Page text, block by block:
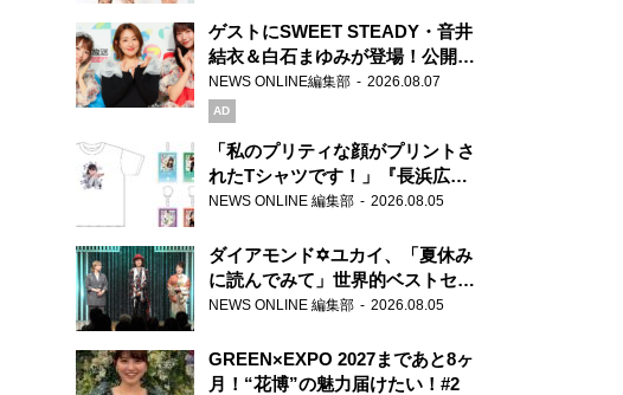
ゲストにSWEET STEADY・音井
結衣＆白石まゆみが登場！公開収
録で素顔全開！
NEWS ONLINE編集部 2026.08.07
AD
「私のプリティな顔がプリントさ
れたTシャツです！」『長浜広奈
天下無双』初の番組グッズ発売
NEWS ONLINE 編集部 2026.08.05
ダイアモンド✡ユカイ、「夏休み
に読んでみて」世界的ベストセラ
ー『アナスタシア』を紹介
NEWS ONLINE 編集部 2026.08.05
GREEN×EXPO 2027まであと8ヶ
月！“花博”の魅力届けたい！#2